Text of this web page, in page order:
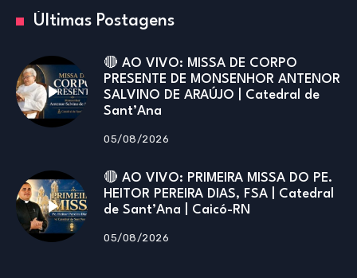
Últimas Postagens
🔴 AO VIVO: MISSA DE CORPO
PRESENTE DE MONSENHOR ANTENOR
SALVINO DE ARAÚJO | Catedral de
Sant’Ana
05/08/2026
🔴 AO VIVO: PRIMEIRA MISSA DO PE.
HEITOR PEREIRA DIAS, FSA | Catedral
de Sant’Ana | Caicó-RN
05/08/2026